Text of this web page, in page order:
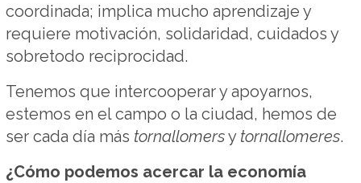
coordinada; implica mucho aprendizaje y
requiere motivación, solidaridad, cuidados y
sobretodo reciprocidad.
Tenemos que intercooperar y apoyarnos,
estemos en el campo o la ciudad, hemos de
ser cada día más tornallomersy tornallomeres.
¿Cómo podemos acercar la economía